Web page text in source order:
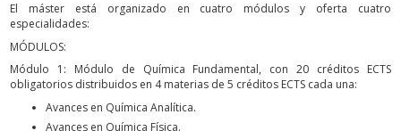
El máster está organizado en cuatro módulos y oferta cuatro
especialidades:
MÓDULOS:
Módulo 1: Módulo de Química Fundamental, con 20 créditos ECTS
obligatorios distribuidos en 4 materias de 5 créditos ECTS cada una:
Avances en Química Analítica.
Avances en Química Física.